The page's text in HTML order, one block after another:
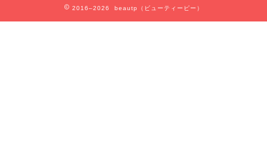
2016–2026 beautp（ビューティーピー）